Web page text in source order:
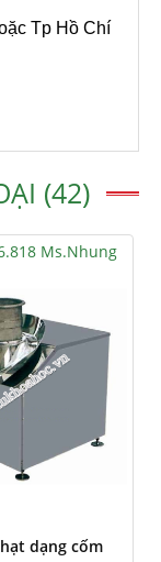
Tp Hồ Chí
(42)
Ms.Nhung
dạng cốm